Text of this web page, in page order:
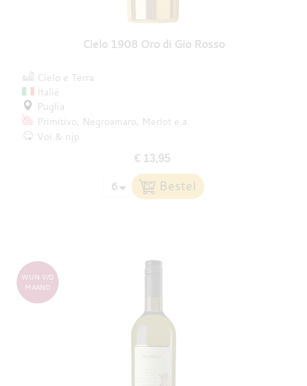
Cielo 1908 Oro di Gio Rosso
Cielo e Terra
Italië
Puglia
Primitivo Negroamaro Merlot e.a.
Vol & rijp
€ 13,95
WIJN V/D
MAAND